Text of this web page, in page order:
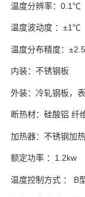
温度分辨率：0.1℃
温度波动度 ：±1℃
温度分布精度：
内装：不锈钢板
外装：冷轧钢板，
断热材：硅酸铝 纤
加热器：不锈钢加
额定功率 ：1.2kw
温度控制方式 ： B